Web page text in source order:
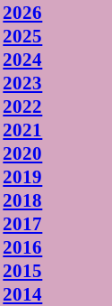
2026
2025
2024
2023
2022
2021
2020
2019
2018
2017
2016
2015
2014